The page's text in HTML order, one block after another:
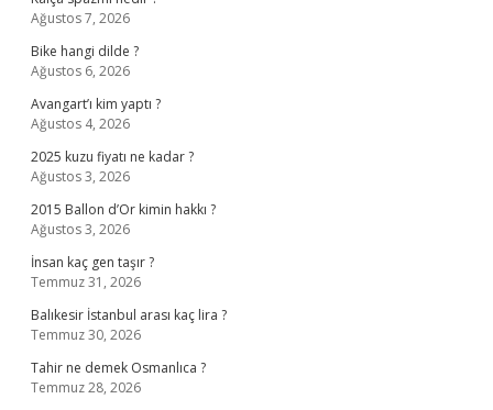
Ağustos 7, 2026
Bike hangi dilde ?
Ağustos 6, 2026
Avangart’ı kim yaptı ?
Ağustos 4, 2026
2025 kuzu fiyatı ne kadar ?
Ağustos 3, 2026
2015 Ballon d’Or kimin hakkı ?
Ağustos 3, 2026
İnsan kaç gen taşır ?
Temmuz 31, 2026
Balıkesir İstanbul arası kaç lira ?
Temmuz 30, 2026
Tahir ne demek Osmanlıca ?
Temmuz 28, 2026